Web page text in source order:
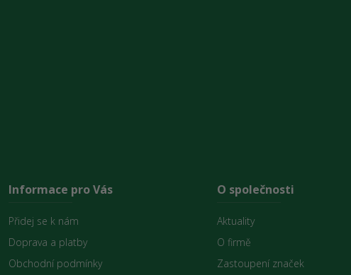
Informace pro Vás
Přidej se k nám
Doprava a platby
Obchodní podmínky
O společnosti
Aktuality
O firmě
Zastoupení značek